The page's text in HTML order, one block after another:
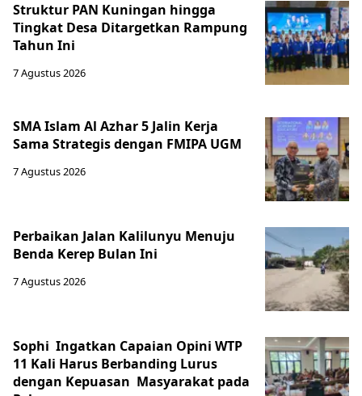
Struktur PAN Kuningan hingga
Tingkat Desa Ditargetkan Rampung
Tahun Ini
7 Agustus 2026
SMA Islam Al Azhar 5 Jalin Kerja
Sama Strategis dengan FMIPA UGM
7 Agustus 2026
Perbaikan Jalan Kalilunyu Menuju
Benda Kerep Bulan Ini
7 Agustus 2026
Sophi Ingatkan Capaian Opini WTP
11 Kali Harus Berbanding Lurus
dengan Kepuasan Masyarakat pada